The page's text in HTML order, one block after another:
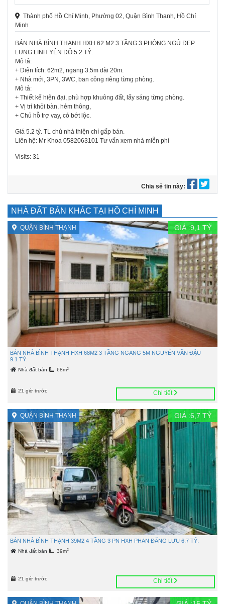
Thành phố Hồ Chí Minh, Phường 02, Quận Bình Thạnh, Hồ Chí
Minh
BÁN NHÀ BÌNH THẠNH HXH 62 M2 3 TẦNG 3 PHÒNG NGỦ ĐẸP
LUNG LINH YÊN ĐỖ 5.2 TỶ.
Mô tả:
+ Diện tích: 62m2, ngang 3.5m dài 20m.
+ Nhà mới, 3PN, 3WC, ban công riêng từng phòng.
Mô tả:
+ Thiết kế hiện đại, phù hợp khuông đất, lấy sáng từng phòng.
+ Vị trí khỏi bàn, hẻm thông,
+ Chủ hỗ trợ vay, có bớt lộc.
Giá 5.2 tỷ. TL chủ nhà thiện chí gấp bán.
Liên hệ: Mr Khoa 0582063101 Tư vấn xem nhà miễn phí
Visits: 31
Chia sẻ tin này:
NHÀ ĐẤT BÁN KHÁC TẠI HỒ CHÍ MINH
QUẬN BÌNH THẠNH GIÁ :9,1 TỶ
BÁN NHÀ BÌNH THẠNH HXH 68M2 3 TẦNG NGANG 5M NGUYỄN VĂN ĐẬU
9.1 TỶ.
Nhà đất bán 68m2
21 giờ trước Chi tiết
QUẬN BÌNH THẠNH GIÁ :6,7 TỶ
BÁN NHÀ BÌNH THẠNH 39M2 4 TẦNG 3 PN HXH PHAN ĐĂNG LƯU 6.7 TỶ.
Nhà đất bán 39m2
21 giờ trước Chi tiết